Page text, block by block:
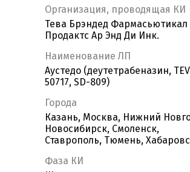
Организация, проводящая КИ
Тева Брэндед Фармасьютикал
Продактс Ар Энд Ди Инк.
Наименование ЛП
Аустедо (деутетрабеназин,
50717, SD-809)
Города
Казань, Москва, Нижний
Новосибирск, Смоленск,
Ставрополь, Тюмень,
Фаза КИ